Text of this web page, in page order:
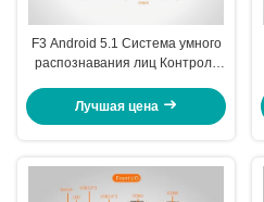
F3 Android 5.1 Система умного
распознавания лиц Контроль
Лучшая цена